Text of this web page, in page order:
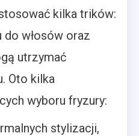
kilka trików:
do włosów oraz
utrzymać
Oto kilka
wyboru fryzury:
stylizacji,